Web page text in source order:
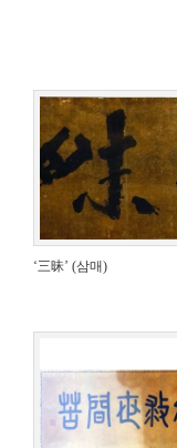
‘三昧’ (삼매)